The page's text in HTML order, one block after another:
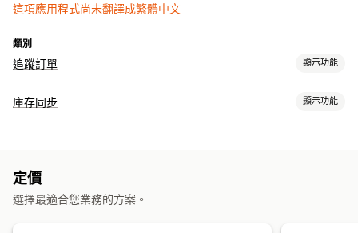
這項應用程式尚未翻譯成繁體中文
類別
追蹤訂單 顯示功能
通知
庫存同步 顯示功能
通知和報告
定價
選擇最適合您業務的方案。